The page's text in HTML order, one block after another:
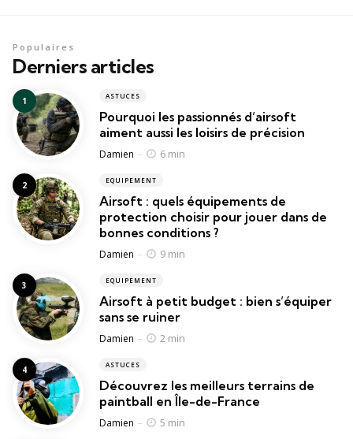
Derniers articles
Populaires
ASTUCES
Pourquoi les passionnés d’airsoft
aiment aussi les loisirs de précision
Posted
Damien 6 min
EQUIPEMENT
Airsoft : quels équipements de
protection choisir pour jouer dans de
bonnes conditions ?
Posted
Damien 9 min
EQUIPEMENT
Airsoft à petit budget : bien s’équiper
sans se ruiner
Posted
Damien 2 min
ASTUCES
Découvrez les meilleurs terrains de
paintball en Île-de-France
Posted
Damien 5 min